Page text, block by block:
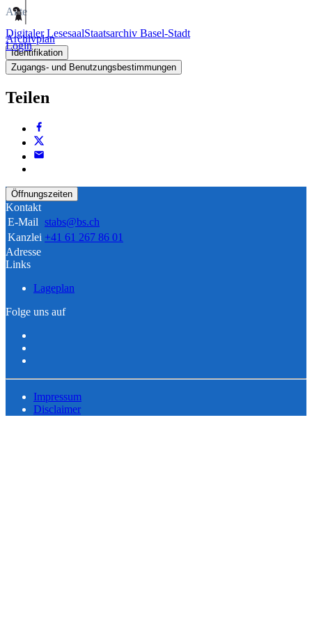
Digitaler LesesaalStaatsarchiv Basel-Stadt
Login
Akte
Archivplan
Identifikation
Zugangs- und Benutzungsbestimmungen
Teilen
Öffnungszeiten
Kontakt
E-Mail stabs@bs.ch
Kanzlei +41 61 267 86 01
Adresse
Links
Lageplan
Folge uns auf
Impressum
Disclaimer